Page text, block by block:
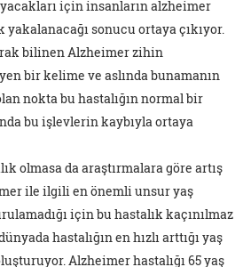
için insanların alzheimer
yakalanacağı sonucu ortaya çıkıyor.
bilinen Alzheimer zihin
bir kelime ve aslında bunamanın
nokta bu hastalığın normal bir
bu işlevlerin kaybıyla ortaya
olmasa da araştırmalara göre artış
ile ilgili en önemli unsur yaş
için bu hastalık kaçınılmaz
hastalığın en hızlı arttığı yaş
Alzheimer hastalığı 65 yaş